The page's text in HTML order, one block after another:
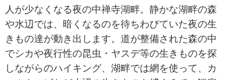
人が少なくなる夜の中禅寺湖畔。静かな湖畔の森
や水辺では、暗くなるのを待ちわびていた夜の生
きもの達が動き出します。道が整備された森の中
でシカや夜行性の昆虫・ヤスデ等の生きものを探
しながらのハイキング、湖畔では網を使って、カ